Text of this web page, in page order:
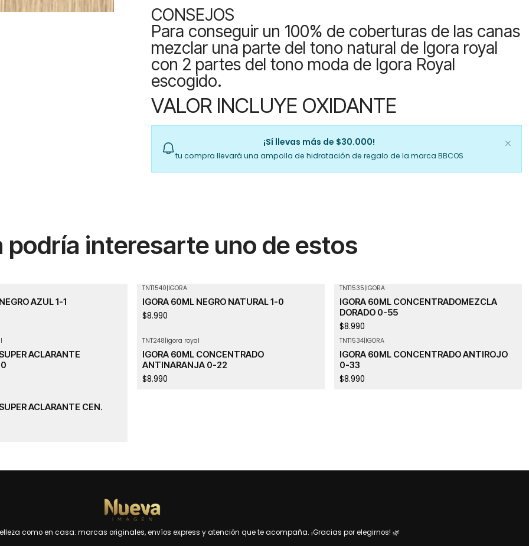
CONSEJOS
Para conseguir un 100% de coberturas de las canas
mezclar una parte del tono natural de Igora royal
con 2 partes del tono moda de Igora Royal
escogido.
VALOR INCLUYE OXIDANTE
¡Sí llevas más de $30.000!
tu compra llevará una ampolla de hidratación de regalo de la marca BBCOS
podría interesarte uno de estos
AZUL 1-1
TNT1540|IGORA
IGORA 60ML NEGRO NATURAL 1-0
$8.990
TNT1535|IGORA
IGORA 60ML CONCENTRADOMEZCLA
DORADO 0-55
$8.990
ACLARANTE
TNT248|igora royal
IGORA 60ML CONCENTRADO
ANTINARANJA 0-22
$8.990
TNT1534|IGORA
IGORA 60ML CONCENTRADO ANTIROJO
0-33
$8.990
ACLARANTE CEN.
como en casa: marcas originales, envíos express y atención que te acompaña. ¡Gracias por elegirnos! 🌿